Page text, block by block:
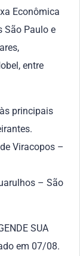
Econômica
São Paulo e
entre
principais
Viracopos –
– São
SUA
em 07/08.